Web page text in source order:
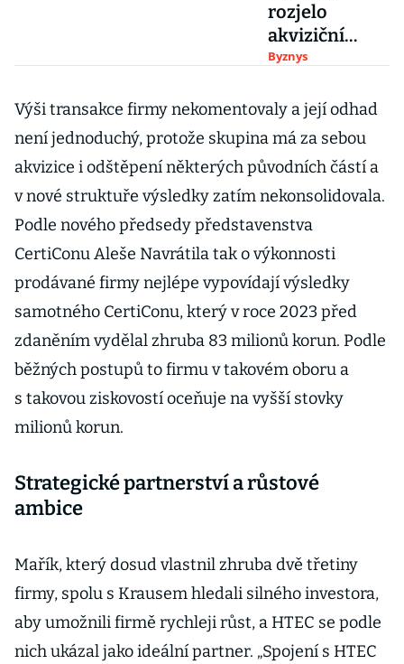
rozjelo
akviziční
tažení za
dolarů,
v Česku může
centrum pro
návrh čipů
Byznys
Výši transakce firmy nekomentovaly a její odhad
není jednoduchý, protože skupina má za sebou
akvizice i odštěpení některých původních částí a
v nové struktuře výsledky zatím nekonsolidovala.
Podle nového předsedy představenstva
CertiConu Aleše Navrátila tak o výkonnosti
prodávané firmy nejlépe vypovídají výsledky
samotného CertiConu, který v roce 2023 před
zdaněním vydělal zhruba 83 milionů korun. Podle
běžných postupů to firmu v takovém oboru a
s takovou ziskovostí oceňuje na vyšší stovky
milionů korun.
Strategické partnerství a růstové
ambice
Mařík, který dosud vlastnil zhruba dvě třetiny
firmy, spolu s Krausem hledali silného investora,
aby umožnili firmě rychleji růst, a HTEC se podle
nich ukázal jako ideální partner. „Spojení s HTEC